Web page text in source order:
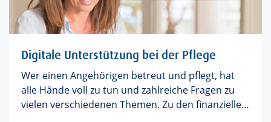
Digitale Unterstützung bei der Pflege
Wer einen Angehörigen betreut und pflegt, hat
alle Hände voll zu tun und zahlreiche Fragen zu
vielen verschiedenen Themen. Zu den finanziellen